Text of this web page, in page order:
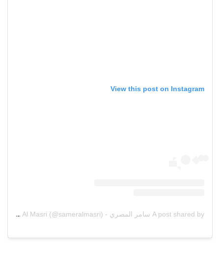
View this post on Instagram
A post shared by سامر المصري - Samer Al Masri (@sameralmasri)